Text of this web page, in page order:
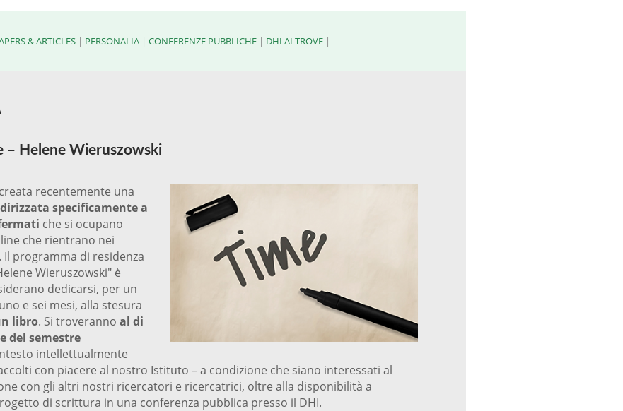
& ARTICLES | PERSONALIA | CONFERENZE PUBBLICHE | DHI ALTROVE |
Helene Wieruszowski
recentemente una
specificamente a
che si ocupano
che rientrano nei
programma di residenza
Wieruszowski" è
dedicarsi, per un
e sei mesi, alla stesura
libro. Si troveranno al di
del semestre
intellettualmente
con piacere al nostro Istituto – a condizione che siano interessati al
con gli altri nostri ricercatori e ricercatrici, oltre alla disponibilità a
di scrittura in una conferenza pubblica presso il DHI.